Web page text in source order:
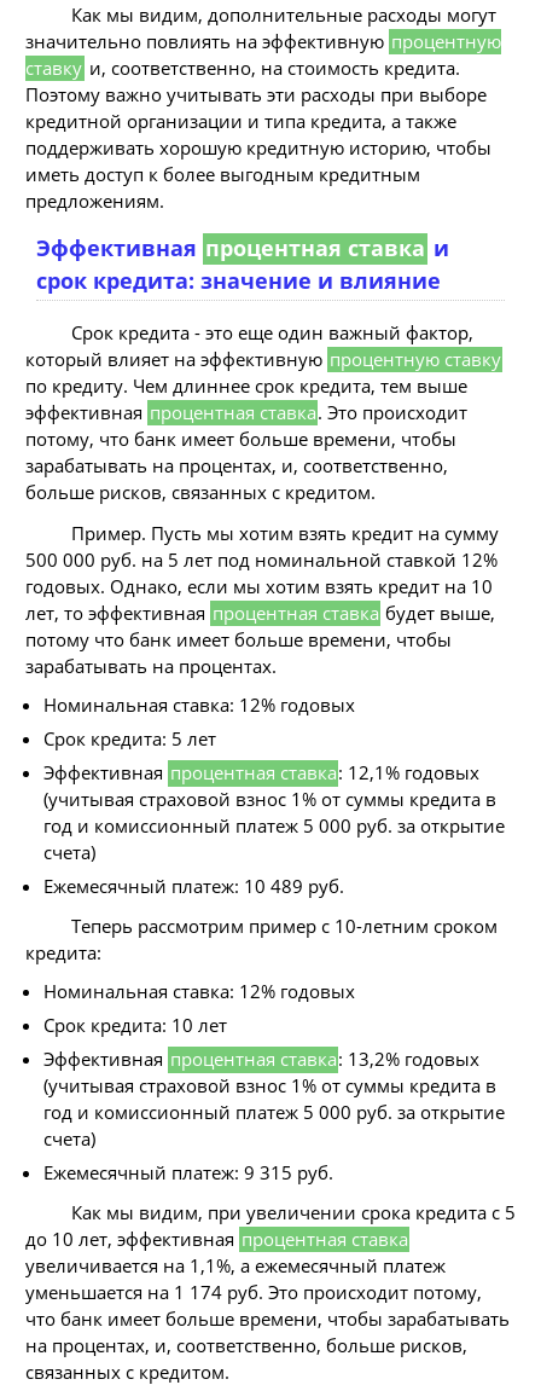
Как мы видим, дополнительные расходы могут
значительно повлиять на эффективную процентную
ставку и, соответственно, на стоимость кредита.
Поэтому важно учитывать эти расходы при выборе
кредитной организации и типа кредита, а также
поддерживать хорошую кредитную историю, чтобы
иметь доступ к более выгодным кредитным
предложениям.
Эффективная процентная ставка и
срок кредита: значение и влияние
Срок кредита - это еще один важный фактор,
который влияет на эффективную процентную ставку
по кредиту. Чем длиннее срок кредита, тем выше
эффективная процентная ставка. Это происходит
потому, что банк имеет больше времени, чтобы
зарабатывать на процентах, и, соответственно,
больше рисков, связанных с кредитом.
Пример. Пусть мы хотим взять кредит на сумму
500 000 руб. на 5 лет под номинальной ставкой 12%
годовых. Однако, если мы хотим взять кредит на 10
лет, то эффективная процентная ставка будет выше,
потому что банк имеет больше времени, чтобы
зарабатывать на процентах.
Номинальная ставка: 12% годовых
Срок кредита: 5 лет
Эффективная процентная ставка: 12,1% годовых
(учитывая страховой взнос 1% от суммы кредита в
год и комиссионный платеж 5 000 руб. за открытие
счета)
Ежемесячный платеж: 10 489 руб.
Теперь рассмотрим пример с 10-летним сроком
кредита:
Номинальная ставка: 12% годовых
Срок кредита: 10 лет
Эффективная процентная ставка: 13,2% годовых
(учитывая страховой взнос 1% от суммы кредита в
год и комиссионный платеж 5 000 руб. за открытие
счета)
Ежемесячный платеж: 9 315 руб.
Как мы видим, при увеличении срока кредита с 5
до 10 лет, эффективная процентная ставка
увеличивается на 1,1%, а ежемесячный платеж
уменьшается на 1 174 руб. Это происходит потому,
что банк имеет больше времени, чтобы зарабатывать
на процентах, и, соответственно, больше рисков,
связанных с кредитом.